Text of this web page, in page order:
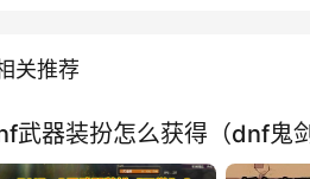
关推荐
武器装扮怎么获得（dnf鬼